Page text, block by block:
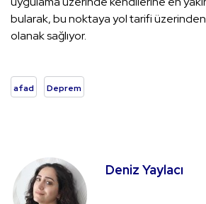
bularak, bu noktaya yol tarifi
olanak sağlıyor.
afad Deprem
Deniz Yaylacı